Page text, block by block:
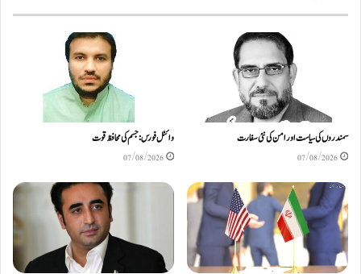
سمندروں کی سیاست اور امن کی نئی سفارت
07/08/2026
وائٹل فورس: جسم کی محافظ قوت
07/08/2026